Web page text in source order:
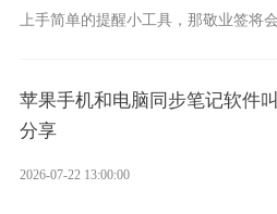
上手简单的提醒小工具，那敬业签将
苹果手机和电脑同步笔记软件
分享
2026-07-22 13:00:00